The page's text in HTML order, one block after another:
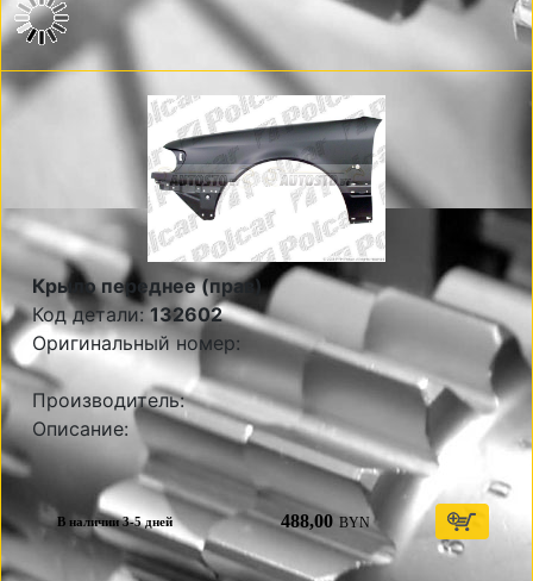
Крыло переднее (прав)
Код детали:132602
Оригинальный номер:
Производитель:
Описание:
В наличии 3-5 дней 488,00 BYN